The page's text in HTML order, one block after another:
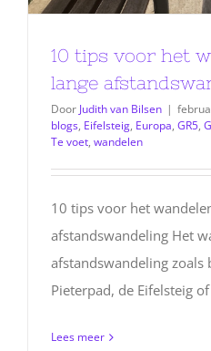
10 tips voor het
lange
Door Judith van Bilsen |
blogs, Eifelsteig, Europa, GR5,
Te voet, wandelen
10 tips voor het
afstandswandeling Het
afstandswandeling
Pieterpad, de Eifelsteig
Lees meer